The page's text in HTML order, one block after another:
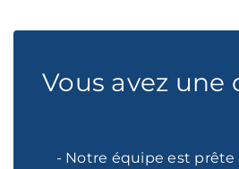
Vous avez une
- Notre équipe est prête